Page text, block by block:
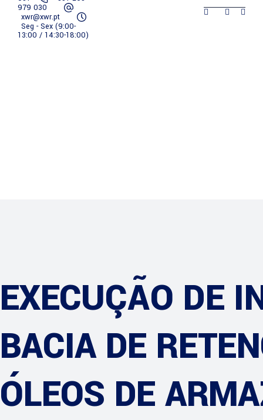
979 030
xwr@xwr.pt
Seg - Sex (9:00-
13:00 / 14:30-18:00)
XWR Empresa
EXECUÇÃO DE
BACIA DE
ÓLEOS DE